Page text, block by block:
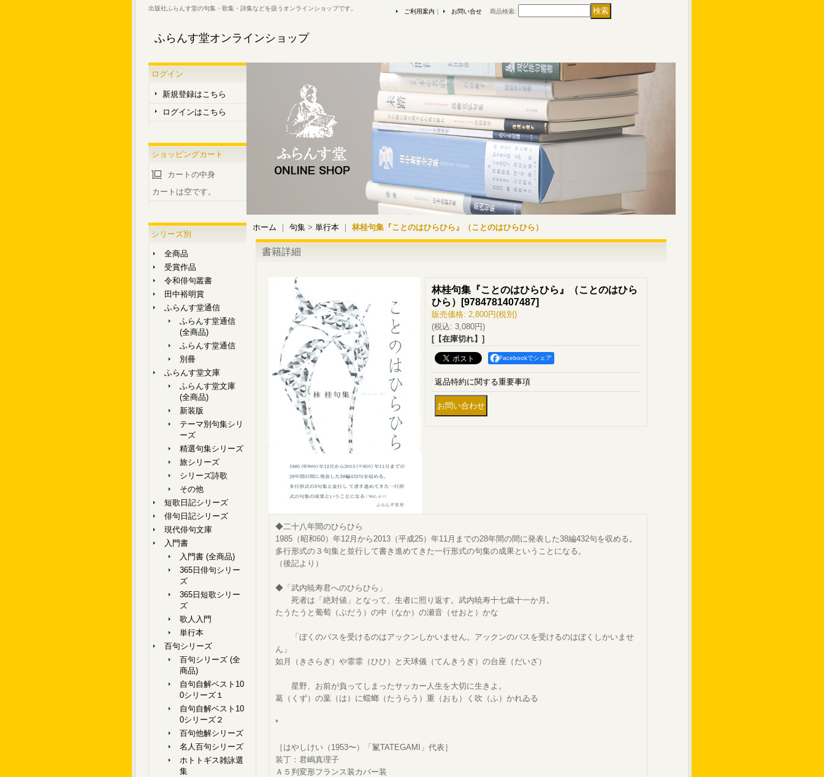
出版社ふらんす堂の句集・歌集・詩集などを扱うオンラインショップです。
ふらんす堂オンラインショップ
ご利用案内 お問い合せ 商品検索:
ログイン
新規登録はこちら
ログインはこちら
ショッピングカート
カートの中身
カートは空です。
シリーズ別
全商品
受賞作品
令和俳句叢書
田中裕明賞
ふらんす堂通信
ふらんす堂通信
(全商品)
ふらんす堂通信
別冊
ふらんす堂文庫
ふらんす堂文庫
(全商品)
新装版
テーマ別句集シリ
ーズ
精選句集シリーズ
旅シリーズ
シリーズ詩歌
その他
短歌日記シリーズ
俳句日記シリーズ
現代俳句文庫
入門書
入門書 (全商品)
365日俳句シリー
ズ
365日短歌シリー
ズ
歌人入門
単行本
百句シリーズ
百句シリーズ (全
商品)
自句自解ベスト10
0シリーズ１
自句自解ベスト10
0シリーズ２
百句他解シリーズ
名人百句シリーズ
ホトトギス雑詠選
集
ホーム ｜ 句集 > 単行本 ｜ 林桂句集『ことのはひらひら』（ことのはひらひら）
書籍詳細
林桂句集『ことのはひらひら』（ことのはひら
ひら）
[9784781407487]
販売価格: 2,800円(税別)
(税込: 3,080円)
[【在庫切れ】]
Facebookでシェア
返品特約に関する重要事項
◆二十八年間のひらひら
1985（昭和60）年12月から2013（平成25）年11月までの28年間の間に発表した38編432句を収める。
多行形式の３句集と並行して書き進めてきた一行形式の句集の成果ということになる。
（後記より）
◆「武内暁寿君へのひらひら」
死者は「絶対値」となって、生者に照り返す。武内暁寿十七歳十一か月。
たうたうと葡萄（ぶだう）の中（なか）の瀬音（せおと）かな
「ぼくのパスを受けるのはアックンしかいません。アックンのパスを受けるのはぼくしかいませ
ん」
如月（きさらぎ）や霏霏（ひひ）と天球儀（てんきうぎ）の台座（だいざ）
星野、お前が負ってしまったサッカー人生を大切に生きよ。
葛（くず）の葉（は）に蟷螂（たうらう）重（おも）く吹（ふ）かれゐる
*
［はやしけい（1953〜）「鬣TATEGAMI」代表］
装丁：君嶋真理子
Ａ５判変形フランス装カバー装